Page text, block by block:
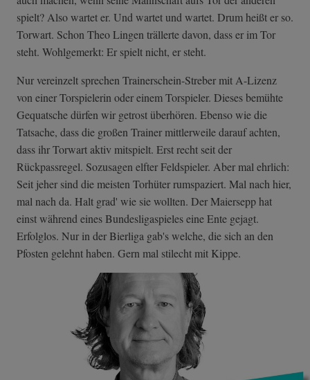
spielt? Also wartet er. Und wartet und wartet. Drum heißt er so.
Torwart. Schon Theo Lingen trällerte davon, dass er im Tor
steht. Wohlgemerkt: Er spielt nicht, er steht.
Nur vereinzelt sprechen Trainerschein-Streber mit A-Lizenz
von einer Torspielerin oder einem Torspieler. Dieses bemühte
Gequatsche dürfen wir getrost überhören. Ebenso wie die
Tatsache, dass die großen Trainer mittlerweile darauf achten,
dass ihr Torwart aktiv mitspielt. Erst recht seit der
Rückpassregel. Sozusagen elfter Feldspieler. Aber mal ehrlich:
Seit jeher sind die meisten Torhüter rumspaziert. Mal nach hier,
mal nach da. Halt grad' wie sie wollten. Der Maiersepp hat
einst während eines Bundesligaspieles eine Ente gejagt.
Erfolglos. Nur in der Bierliga gab's welche, die sich an den
Pfosten gelehnt haben. Gern mal stilecht mit Kippe.